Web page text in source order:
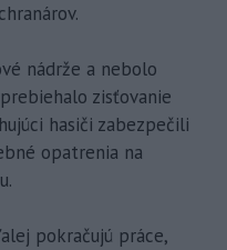
nádrže a nebolo
zisťovanie
hasiči zabezpečili
opatrenia na
pokračujú práce,